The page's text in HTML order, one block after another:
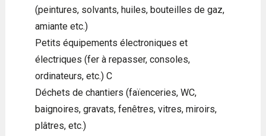
(peintures, solvants, huiles, bouteilles de gaz,
amiante etc.)
Petits équipements électroniques et
électriques (fer à repasser, consoles,
ordinateurs, etc.) C
Déchets de chantiers (faïenceries, WC,
baignoires, gravats, fenêtres, vitres, miroirs,
plâtres, etc.)